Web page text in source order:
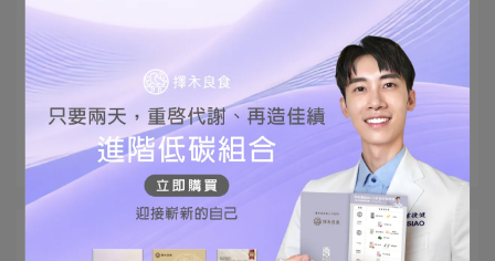
社會共好
榮耀見證
體重管理專診
異業合作